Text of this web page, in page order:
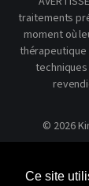
Ce site
traitements
moment où
thérapeutique
© 2026